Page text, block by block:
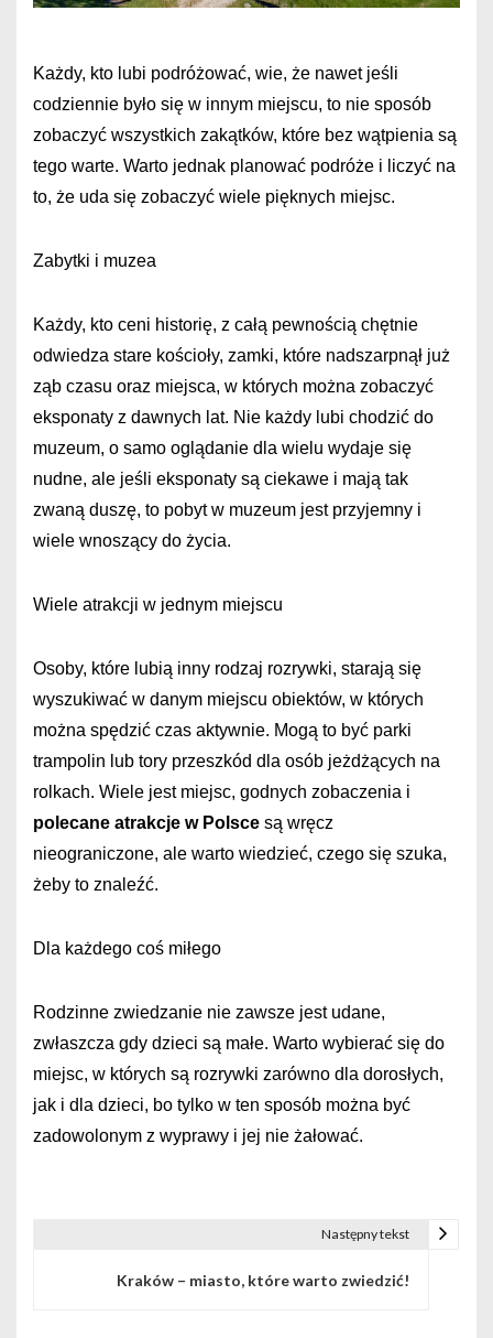
Każdy, kto lubi podróżować, wie, że nawet jeśli
codziennie było się w innym miejscu, to nie sposób
zobaczyć wszystkich zakątków, które bez wątpienia są
tego warte. Warto jednak planować podróże i liczyć na
to, że uda się zobaczyć wiele pięknych miejsc.
Zabytki i muzea
Każdy, kto ceni historię, z całą pewnością chętnie
odwiedza stare kościoły, zamki, które nadszarpnął już
ząb czasu oraz miejsca, w których można zobaczyć
eksponaty z dawnych lat. Nie każdy lubi chodzić do
muzeum, o samo oglądanie dla wielu wydaje się
nudne, ale jeśli eksponaty są ciekawe i mają tak
zwaną duszę, to pobyt w muzeum jest przyjemny i
wiele wnoszący do życia.
Wiele atrakcji w jednym miejscu
Osoby, które lubią inny rodzaj rozrywki, starają się
wyszukiwać w danym miejscu obiektów, w których
można spędzić czas aktywnie. Mogą to być parki
trampolin lub tory przeszkód dla osób jeżdżących na
rolkach. Wiele jest miejsc, godnych zobaczenia i
polecane atrakcje w Polsce są wręcz
nieograniczone, ale warto wiedzieć, czego się szuka,
żeby to znaleźć.
Dla każdego coś miłego
Rodzinne zwiedzanie nie zawsze jest udane,
zwłaszcza gdy dzieci są małe. Warto wybierać się do
miejsc, w których są rozrywki zarówno dla dorosłych,
jak i dla dzieci, bo tylko w ten sposób można być
zadowolonym z wyprawy i jej nie żałować.
Następny tekst
Kraków – miasto, które warto zwiedzić!